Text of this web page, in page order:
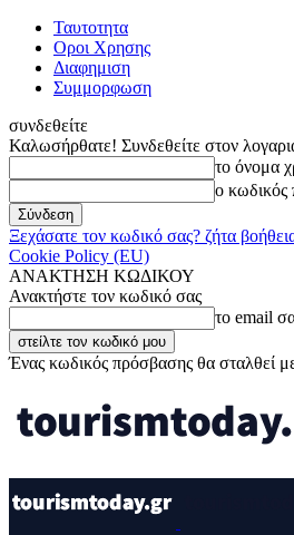
Ταυτοτητα
Οροι Χρησης
Διαφημιση
Συμμορφωση
συνδεθείτε
Καλωσήρθατε! Συνδεθείτε στον
το όνομα
ο κωδικός
Ξεχάσατε τον κωδικό σας? ζήτα
Cookie Policy (EU)
ΑΝΑΚΤΗΣΗ ΚΩΔΙΚΟΥ
Ανακτήστε τον κωδικό σας
το email
Ένας κωδικός πρόσβασης θα σταλθεί